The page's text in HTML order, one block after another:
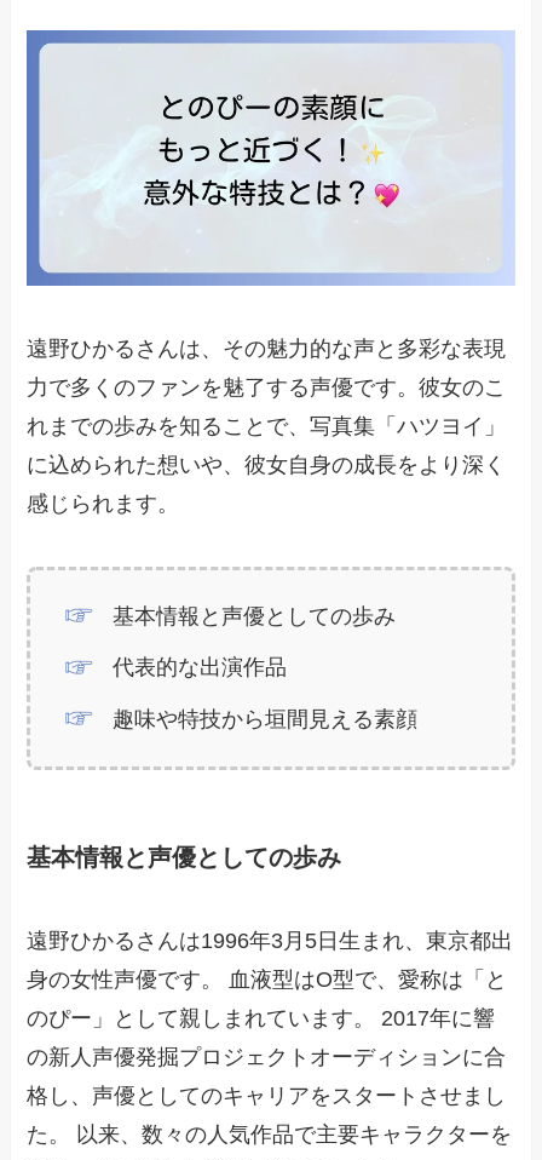
遠野ひかるさんは、その魅力的な声と多彩な表現
力で多くのファンを魅了する声優です。彼女のこ
れまでの歩みを知ることで、写真集「ハツヨイ」
に込められた想いや、彼女自身の成長をより深く
感じられます。
基本情報と声優としての歩み
代表的な出演作品
趣味や特技から垣間見える素顔
基本情報と声優としての歩み
遠野ひかるさんは1996年3月5日生まれ、東京都出
身の女性声優です。 血液型はO型で、愛称は「と
のぴー」として親しまれています。 2017年に響
の新人声優発掘プロジェクトオーディションに合
格し、声優としてのキャリアをスタートさせまし
た。 以来、数々の人気作品で主要キャラクターを